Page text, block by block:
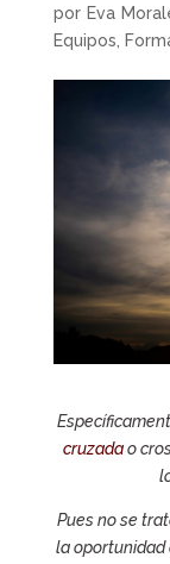
por Eva
Equipos
cruzadao
Pues no se
la oportunidad